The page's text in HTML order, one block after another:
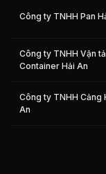
Công ty TNHH Pan
Công ty TNHH Vận
Container Hải An
Công ty TNHH Cảng
An